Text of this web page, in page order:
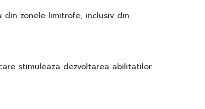
din zonele limitrofe, inclusiv din
stimuleaza dezvoltarea abilitatilor